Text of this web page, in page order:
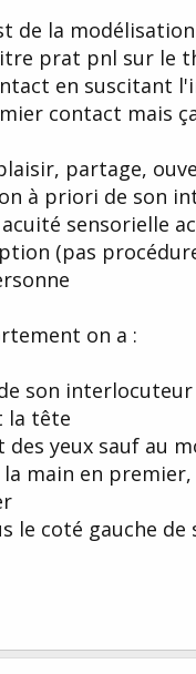
de la
prat pnl sur le
en suscitant
contact mais
partage,
à priori de son
sensorielle
(pas
on a :
son interlocuteur
la tête
yeux sauf au
main en
le coté gauche